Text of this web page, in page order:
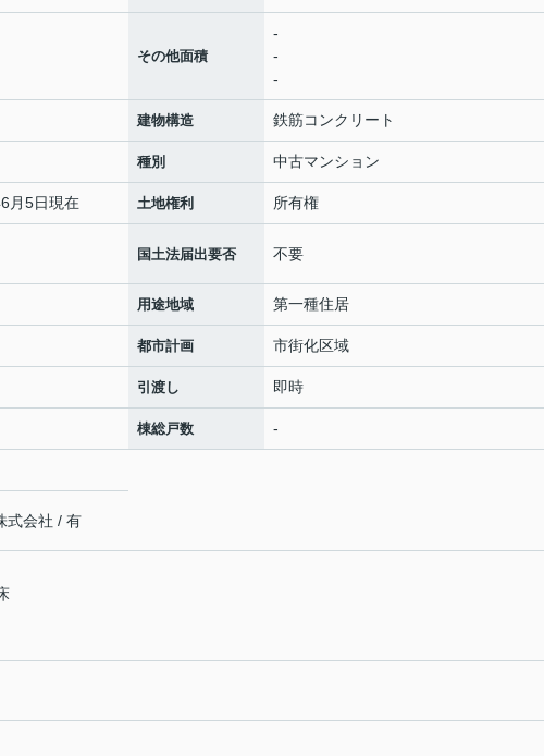
その他面積
-
-
-
建物構造 鉄筋コンクリート
種別 中古マンション
月5日現在 土地権利 所有権
国土法届出要否 不要
用途地域 第一種住居
都市計画 市街化区域
引渡し 即時
棟総戸数 -
式会社 / 有